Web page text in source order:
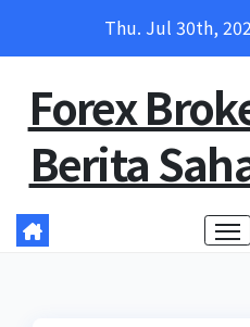
Thu. Jul 30th,
Forex
Berita